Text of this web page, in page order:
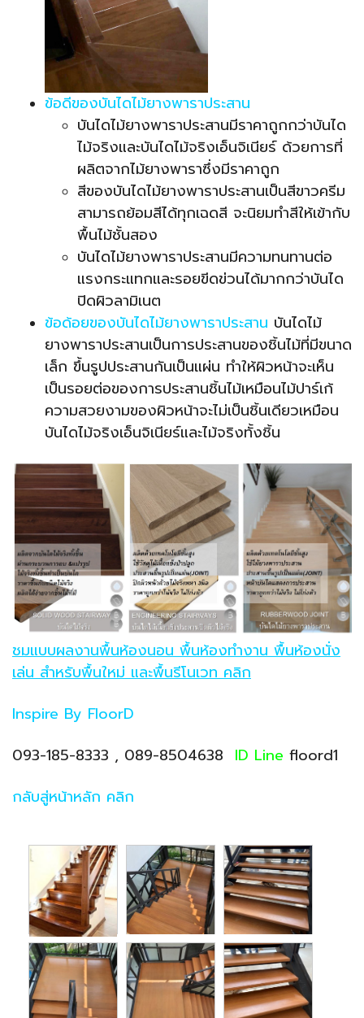
ข้อดีของบันไดไม้ยางพาราประสาน
บันไดไม้ยางพาราประสานมีราคาถูกกว่าบันได
ไม้จริงและบันไดไม้จริงเอ็นจิเนียร์ ด้วยการที่
ผลิตจากไม้ยางพาราซึ่งมีราคาถูก
สีของบันไดไม้ยางพาราประสานเป็นสีขาวครีม
สามารถย้อมสีได้ทุกเฉดสี จะนิยมทำสีให้เข้ากับ
พื้นไม้ชั้นสอง
บันไดไม้ยางพาราประสานมีความทนทานต่อ
แรงกระแทกและรอยขีดข่วนได้มากกว่าบันได
ปิดผิวลามิเนต
ข้อด้อยของบันไดไม้ยางพาราประสาน บันไดไม้
ยางพาราประสานเป็นการประสานของชิ้นไม้ที่มีขนาด
เล็ก ขึ้นรูปประสานกันเป็นแผ่น ทำให้ผิวหน้าจะเห็น
เป็นรอยต่อของการประสานชิ้นไม้เหมือนไม้ปาร์เก้
ความสวยงามของผิวหน้าจะไม่เป็นชิ้นเดียวเหมือน
บันไดไม้จริงเอ็นจิเนียร์และไม้จริงทั้งชิ้น
ชมแบบผลงานพื้นห้องนอน พื้นห้องทำงาน พื้นห้องนั่ง
เล่น สำหรับพื้นใหม่ และพื้นรีโนเวท คลิก
Inspire By FloorD
093-185-8333 , 089-8504638 ID Line floord1
กลับสู่หน้าหลัก คลิก